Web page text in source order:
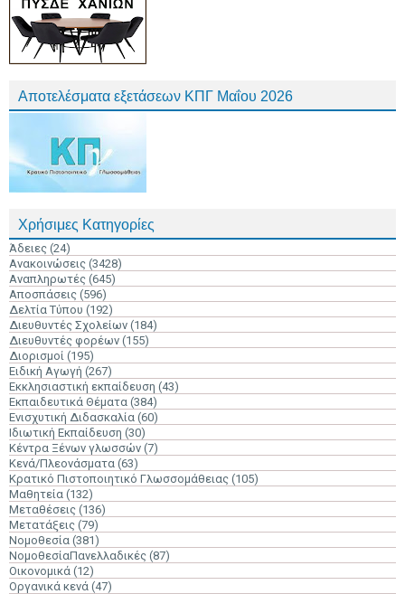
Αποτελέσματα εξετάσεων ΚΠΓ Μαΐου 2026
Χρήσιμες Κατηγορίες
Άδειες (24)
Ανακοινώσεις (3428)
Αναπληρωτές (645)
Αποσπάσεις (596)
Δελτία Τύπου (192)
Διευθυντές Σχολείων (184)
Διευθυντές φορέων (155)
Διορισμοί (195)
Ειδική Αγωγή (267)
Εκκλησιαστική εκπαίδευση (43)
Εκπαιδευτικά Θέματα (384)
Ενισχυτική Διδασκαλία (60)
Ιδιωτική Εκπαίδευση (30)
Κέντρα Ξένων γλωσσών (7)
Κενά/Πλεονάσματα (63)
Κρατικό Πιστοποιητικό Γλωσσομάθειας (105)
Μαθητεία (132)
Μεταθέσεις (136)
Μετατάξεις (79)
Νομοθεσία (381)
ΝομοθεσίαΠανελλαδικές (87)
Οικονομικά (12)
Οργανικά κενά (47)